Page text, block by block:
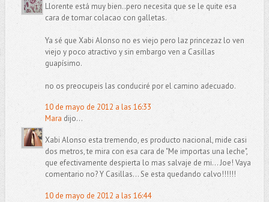
Llorente está muy bien..pero necesita que se le quite esa
cara de tomar colacao con galletas.
Ya sé que Xabi Alonso no es viejo pero laz princezaz lo ven
viejo y poco atractivo y sin embargo ven a Casillas
guapísimo.
no os preocupeis las conduciré por el camino adecuado.
10 de mayo de 2012 a las 16:33
Mara dijo...
Xabi Alonso esta tremendo, es producto nacional, mide casi
dos metros, te mira con esa cara de "Me importas una leche",
que efectivamente despierta lo mas salvaje de mi... Joe! Vaya
comentario no? Y Casillas... Se esta quedando calvo!!!!!!
10 de mayo de 2012 a las 16:44